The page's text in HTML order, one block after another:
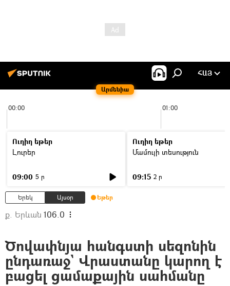
Արմենիա
ՀԱՅ
00:00 01:00
Ուղիղ եթեր
Լուրեր
09:00 5 ր
Ուղիղ եթեր
Մամուլի տեսություն
09:15 2 ր
Երեկ Այսօր Եթեր
ք. Երևան 106.0
Ծովափնյա հանգստի սեզոնին
ընդառաջ` Վրաստանը կարող է
բացել ցամաքային սահմանը